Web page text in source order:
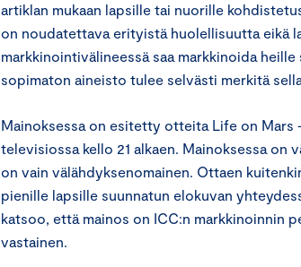
artiklan mukaan lapsille tai nuorille
on noudatettava erityistä huolellisuutta eikä
markkinointivälineessä saa markkinoida
sopimaton aineisto tulee selvästi merkitä
Mainoksessa on esitetty otteita Life on Mars
televisiossa kello 21 alkaen. Mainoksessa on
on vain välähdyksenomainen. Ottaen
pienille lapsille suunnatun elokuvan
katsoo, että mainos on ICC:n markkinoinnin
vastainen.